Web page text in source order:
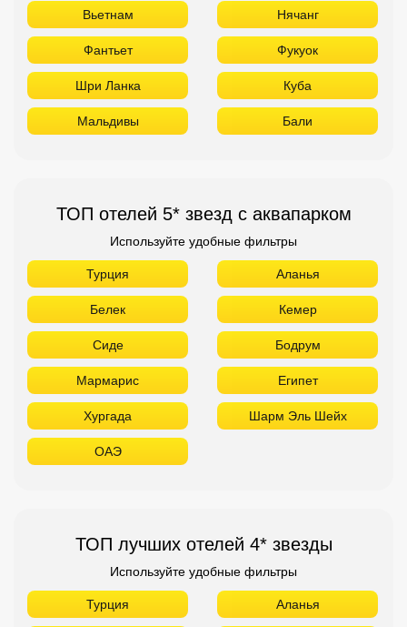
Вьетнам Нячанг
Фантьет Фукуок
Шри Ланка Куба
Мальдивы Бали
ТОП отелей 5* звезд с аквапарком
Используйте удобные фильтры
Турция Аланья
Белек Кемер
Сиде Бодрум
Мармарис Египет
Хургада Шарм Эль Шейх
ОАЭ
ТОП лучших отелей 4* звезды
Используйте удобные фильтры
Турция Аланья